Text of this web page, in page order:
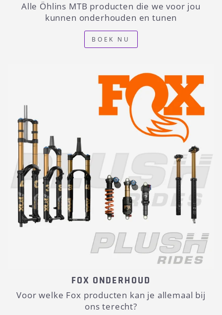
Alle Öhlins MTB producten die we voor jou
kunnen onderhouden en tunen
BOEK NU
FOX ONDERHOUD
Voor welke Fox producten kan je allemaal bij
ons terecht?